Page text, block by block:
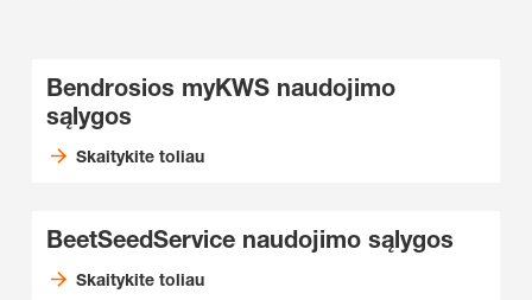
Bendrosios myKWS naudojimo
sąlygos
Skaitykite toliau
BeetSeedService naudojimo sąlygos
Skaitykite toliau